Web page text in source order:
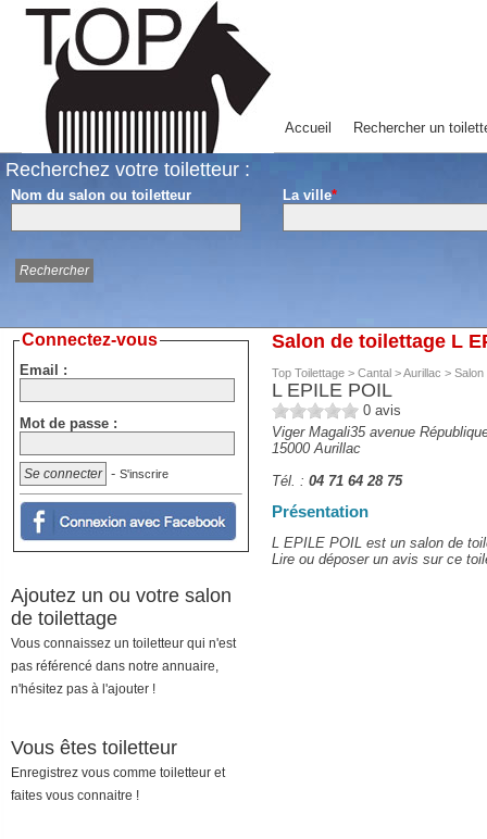
Accueil Rechercher un
Recherchez votre toiletteur :
Nom du salon ou toiletteur La ville*
Salon de toilettage L
Top Toilettage > Cantal >Aurillac > Salon
L EPILE POIL
0 avis
Viger Magali35 avenue
15000 Aurillac
Tél. : 04 71 64 28 75
Présentation
L EPILE POIL est un salon de
Lire ou déposer un avis sur ce
Connectez-vous
Email :
Mot de passe :
- S'inscrire
Ajoutez un ou votre salon
de toilettage
Vous connaissez un toiletteur qui n'est
pas référencé dans notre annuaire,
n'hésitez pas à l'ajouter !
Vous êtes toiletteur
Enregistrez vous comme toiletteur et
faites vous connaitre !